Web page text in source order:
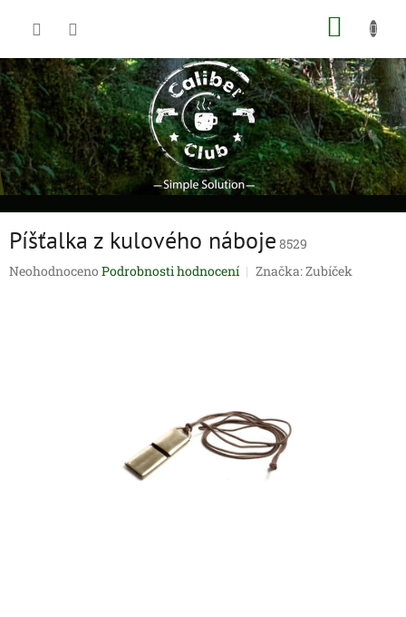
Píšťalka z kulového náboje 8529
Průměrné
Neohodnoceno Podrobnosti hodnocení Značka:Zubíček